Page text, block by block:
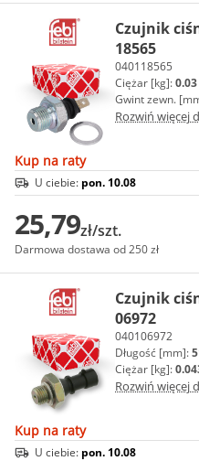
Czujnik
18565
040118565
Ciężar [kg]:0.03
Gwint zewn.
Rozwiń więcej
Kup na raty
U ciebie: pon. 10.08
25,79zł/szt.
Darmowa dostawa od 250 zł
Czujnik
06972
040106972
Długość [mm]:
Ciężar [kg]:
Rozwiń więcej
Kup na raty
U ciebie: pon. 10.08